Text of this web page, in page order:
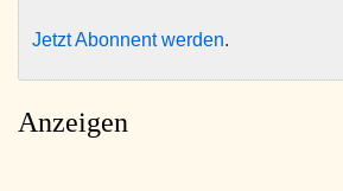
Jetzt Abonnent werden.
Anzeigen